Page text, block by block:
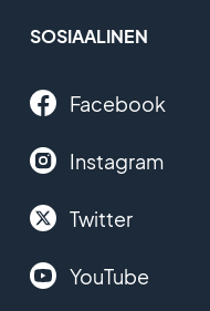
SOSIAALINEN
Facebook
Instagram
Twitter
YouTube